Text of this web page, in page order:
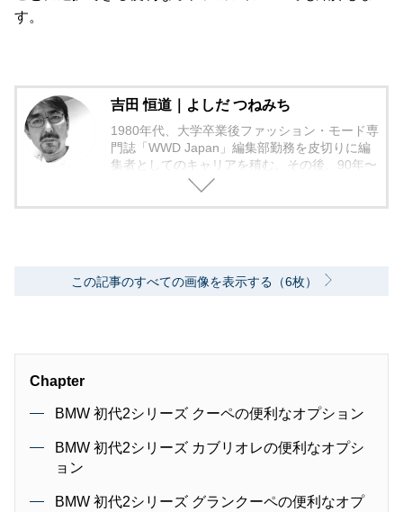
す。
吉田 恒道｜よしだ つねみち
1980年代、大学卒業後ファッション・モード専
門誌「WWD Japan」編集部勤務を皮切りに編
集者としてのキャリアを積む。その後、90年〜
2000年代、中堅出版社ダイヤモンド社の自動車
この記事のすべての画像を表示する（6枚）
Chapter
BMW 初代2シリーズ クーペの便利なオプション
BMW 初代2シリーズ カブリオレの便利なオプシ
ョン
BMW 初代2シリーズ グランクーペの便利なオプ